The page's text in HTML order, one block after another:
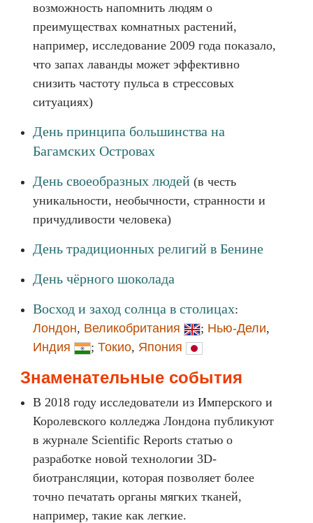
возможность напомнить людям о
преимуществах комнатных растений,
например, исследование 2009 года показало,
что запах лаванды может эффективно
снизить частоту пульса в стрессовых
ситуациях)
День принципа большинства на
Багамских Островах
День своеобразных людей (в честь
уникальности, необычности, странности и
причудливости человека)
День традиционных религий в Бенине
День чёрного шоколада
Восход и заход солнца в столицах:
Лондон, Великобритания ; Нью-Дели,
Индия
; Токио, Япония
Знаменательные события
В 2018 году исследователи из Имперского и
Королевского колледжа Лондона публикуют
в журнале Scientific Reports статью о
разработке новой технологии 3D-
биотрансляции, которая позволяет более
точно печатать органы мягких тканей,
например, такие как легкие.